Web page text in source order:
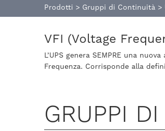
Prodotti > Gruppi di Continuità >
VFI (Voltage
L’UPS genera SEMPRE una
Frequenza. Corrisponde alla
GRUPPI